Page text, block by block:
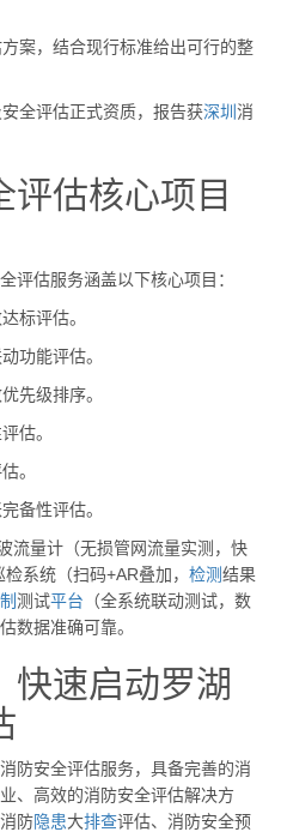
案，结合现行标准给出可行的整
安全评估正式资质，报告获深圳 消
评估核心项目
评估服务涵盖以下核心项目：
标评估。
功能评估。
先级排序。
估。
。
备性评估。
流量计（无损管网流量实测，快
系统（扫码+AR叠加， 检测结果
测试平台 （全系统联动测试，数
数据准确可靠。
快速启动罗湖
防安全评估服务，具备完善的消
、高效的消防安全评估解决方
防隐患大排查评估、消防安全预